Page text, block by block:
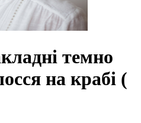
темно
на крабі (